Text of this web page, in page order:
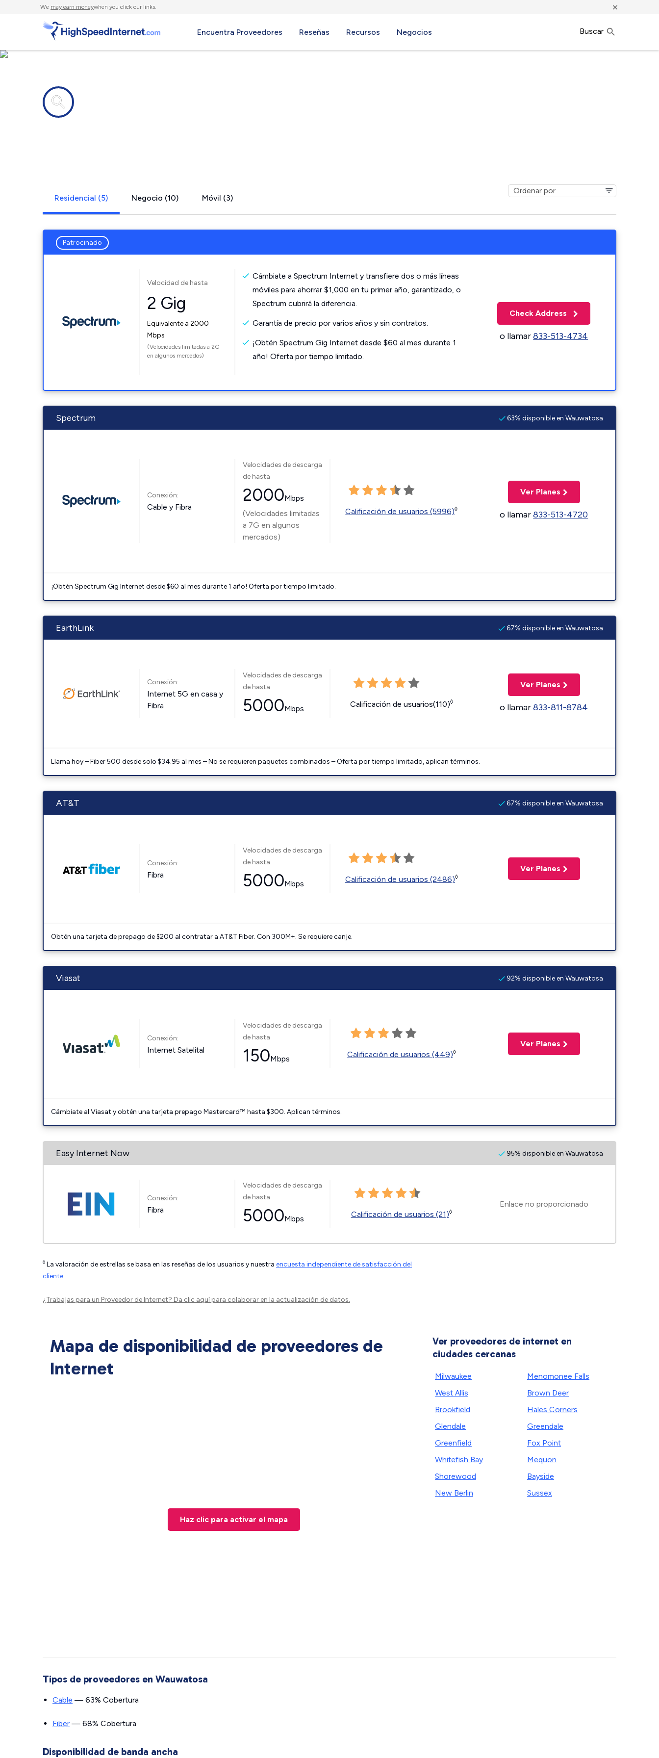
We may earn moneywhen you click our links. ×
Encuentra Proveedores Reseñas Recursos Negocios Buscar
Residencial (5) Negocio (10) Móvil (3)
Patrocinado
Velocidad de hasta
2 Gig
Equivalente a 2000
Mbps
(Velocidades limitadas a 2G
en algunos mercados)
Cámbiate a Spectrum Internet y transfiere dos o más líneas
móviles para ahorrar $1,000 en tu primer año, garantizado, o
Spectrum cubrirá la diferencia.
Garantía de precio por varios años y sin contratos.
¡Obtén Spectrum Gig Internet desde $60 al mes durante 1
año! Oferta por tiempo limitado.
Check Address
o llamar833-513-4734
Spectrum 63% disponible en Wauwatosa
Conexión:
Cable y Fibra
Velocidades de descarga
de hasta
2000Mbps
(Velocidades limitadas
a 7G en algunos
mercados)
Calificación de usuarios (5996)◊
Ver Planes
o llamar833-513-4720
¡Obtén Spectrum Gig Internet desde $60 al mes durante 1 año! Oferta por tiempo limitado.
EarthLink 67% disponible en Wauwatosa
Conexión:
Internet 5G en casa y
Fibra
Velocidades de descarga
de hasta
5000Mbps Calificación de usuarios(110)◊
Ver Planes
o llamar833-811-8784
Llama hoy – Fiber 500 desde solo $34.95 al mes – No se requieren paquetes combinados – Oferta por tiempo limitado, aplican términos.
AT&T 67% disponible en Wauwatosa
Conexión:
Fibra
Velocidades de descarga
de hasta
5000Mbps Calificación de usuarios (2486)◊
Ver Planes
Obtén una tarjeta de prepago de $200 al contratar a AT&T Fiber. Con 300M+. Se requiere canje.
Viasat 92% disponible en Wauwatosa
Conexión:
Internet Satelital
Velocidades de descarga
de hasta
150Mbps Calificación de usuarios (449)◊
Ver Planes
Cámbiate al Viasat y obtén una tarjeta prepago Mastercard™ hasta $300. Aplican términos.
Easy Internet Now 95% disponible en Wauwatosa
Conexión:
Fibra
Velocidades de descarga
de hasta
5000Mbps Calificación de usuarios (21)◊
Enlace no proporcionado
◊ La valoración de estrellas se basa en las reseñas de los usuarios y nuestra encuesta independiente de satisfacción del
cliente.
¿Trabajas para un Proveedor de Internet? Da clic aquípara colaborar en la actualización de datos.
Mapa de disponibilidad de proveedores de
Internet
Haz clic para activar el mapa
Ver proveedores de internet en
ciudades cercanas
Milwaukee
West Allis
Brookfield
Glendale
Greenfield
Whitefish Bay
Shorewood
New Berlin
Menomonee Falls
Brown Deer
Hales Corners
Greendale
Fox Point
Mequon
Bayside
Sussex
Tipos de proveedores en Wauwatosa
Cable — 63% Cobertura
Fiber — 68% Cobertura
Disponibilidad de banda ancha